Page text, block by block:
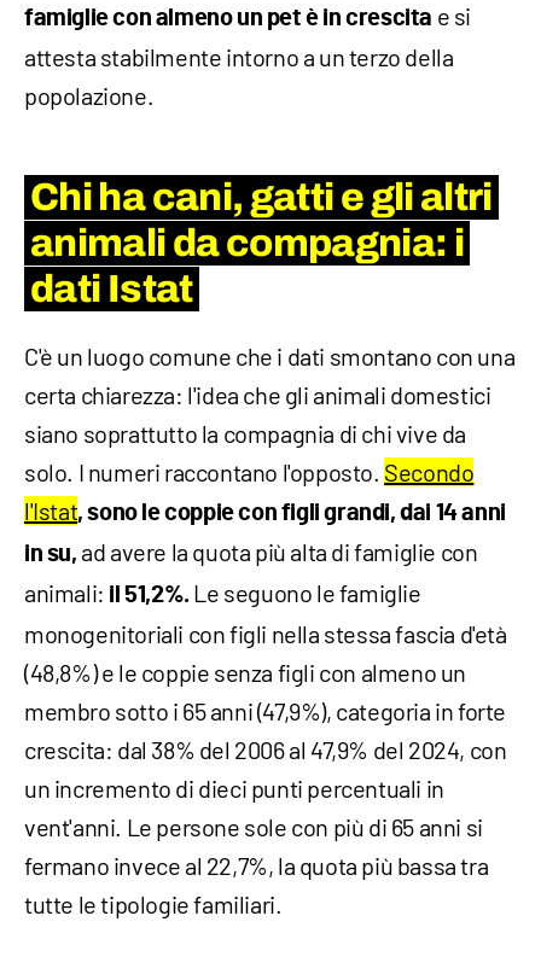
famiglie con almeno un pet è in crescita e si
attesta stabilmente intorno a un terzo della
popolazione.
Chi ha cani, gatti e gli altri
animali da compagnia: i
dati Istat
C'è un luogo comune che i dati smontano con una
certa chiarezza: l'idea che gli animali domestici
siano soprattutto la compagnia di chi vive da
solo. I numeri raccontano l'opposto. Secondo
l'Istat, sono le coppie con figli grandi, dai 14 anni
in su, ad avere la quota più alta di famiglie con
animali: il 51,2%.Le seguono le famiglie
monogenitoriali con figli nella stessa fascia d'età
(48,8%) e le coppie senza figli con almeno un
membro sotto i 65 anni (47,9%), categoria in forte
crescita: dal 38% del 2006 al 47,9% del 2024, con
un incremento di dieci punti percentuali in
vent'anni. Le persone sole con più di 65 anni si
fermano invece al 22,7%, la quota più bassa tra
tutte le tipologie familiari.